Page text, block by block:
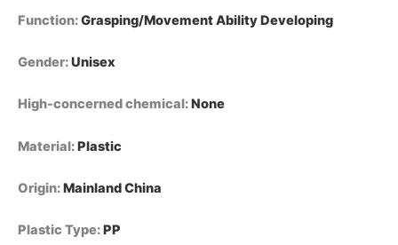
Function:Grasping/Movement Ability Developing
Gender:Unisex
High-concerned chemical:None
Material:Plastic
Origin:Mainland China
Plastic Type:PP